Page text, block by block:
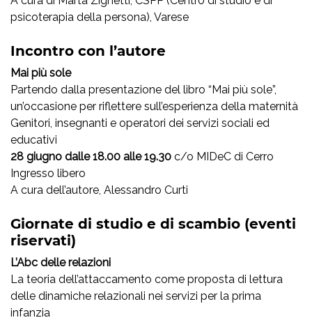
psicoterapia della persona), Varese
Incontro con l’autore
Mai più sole
Partendo dalla presentazione del libro “Mai più sole”,
un’occasione per riflettere sull’esperienza della maternità
Genitori, insegnanti e operatori dei servizi sociali ed
educativi
28 giugno dalle 18.00 alle 19.30 c/o MIDeC di Cerro
Ingresso libero
A cura dell’autore, Alessandro Curti
Giornate di studio e di scambio (eventi
riservati)
L’Abc delle relazioni
La teoria dell’attaccamento come proposta di lettura
delle dinamiche relazionali nei servizi per la prima
infanzia